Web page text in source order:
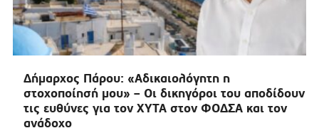
Δήμαρχος Πάρου: «Αδικαιολόγητη η
στοχοποίησή μου» – Οι δικηγόροι του αποδίδουν
τις ευθύνες για τον ΧΥΤΑ στον ΦΟΔΣΑ και τον
ανάδοχο